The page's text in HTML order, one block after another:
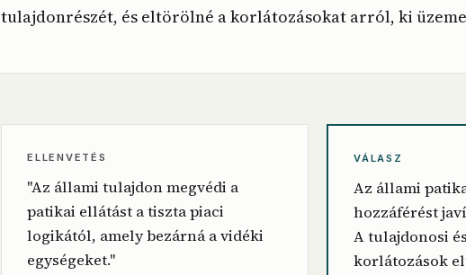
tulajdonrészét, és eltörölné a korlátozásokat arról, ki
ELLENVETÉS
"Az állami tulajdon megvédi a
patikai ellátást a tiszta piaci
logikától, amely bezárná a vidéki
egységeket."
VÁLASZ
Az állami
hozzáférést
A tulajdonosi
korlátozások